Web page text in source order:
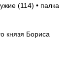
(114) • палка
князя Бориса